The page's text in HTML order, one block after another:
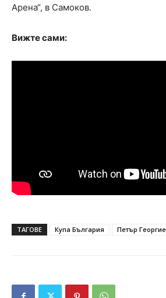
Арена“, в Самоков.
Вижте сами:
ТАГОВЕ Купа България Петър